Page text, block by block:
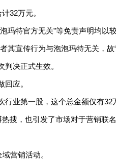
32万元。
玛特官方无关”等免责声明均以
其宣传行为与泡泡玛特无关，
决正式生效。
应。
行业第一股，这个总金额仅有
搜，也引发了市场对于营销联名
营销活动。